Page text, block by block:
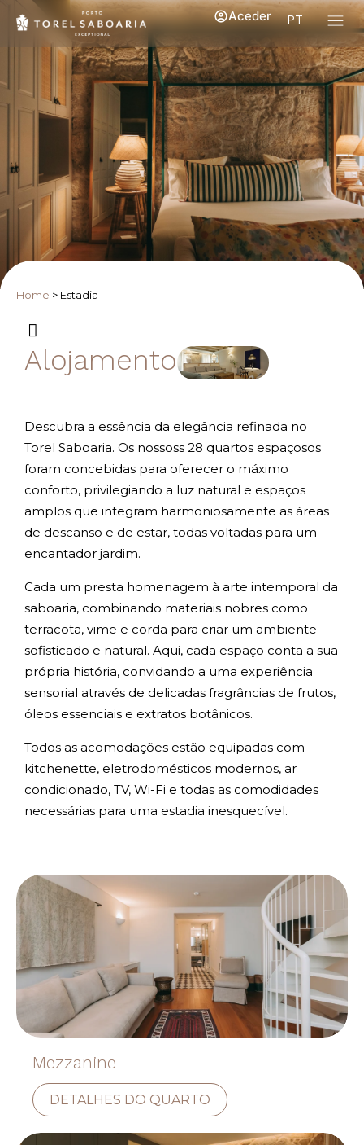
PT
Aceder
Home > Estadia
Alojamento
Descubra a essência da elegância refinada no
Torel Saboaria. Os nossoss 28 quartos espaçosos
foram concebidas para oferecer o máximo
conforto, privilegiando a luz natural e espaços
amplos que integram harmoniosamente as áreas
de descanso e de estar, todas voltadas para um
encantador jardim.
Cada um presta homenagem à arte intemporal da
saboaria, combinando materiais nobres como
terracota, vime e corda para criar um ambiente
sofisticado e natural. Aqui, cada espaço conta a sua
própria história, convidando a uma experiência
sensorial através de delicadas fragrâncias de frutos,
óleos essenciais e extratos botânicos.
Todos as acomodações estão equipadas com
kitchenette, eletrodomésticos modernos, ar
condicionado, TV, Wi-Fi e todas as comodidades
necessárias para uma estadia inesquecível.
Mezzanine
DETALHES DO QUARTO